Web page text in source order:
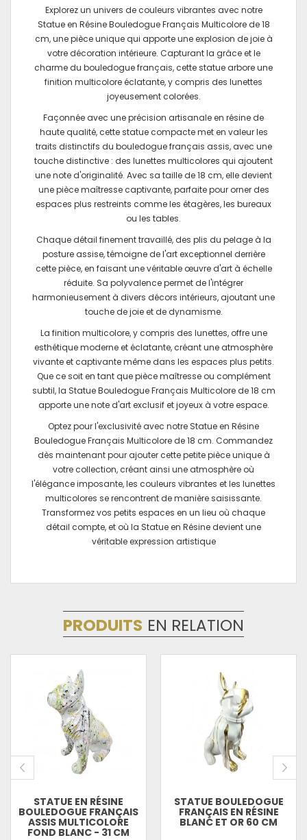
Explorez un univers de couleurs vibrantes avec notre
Statue en Résine Bouledogue Français Multicolore de 18
cm, une pièce unique qui apporte une explosion de joie à
votre décoration intérieure. Capturant la grâce et le
charme du bouledogue français, cette statue arbore une
finition multicolore éclatante, y compris des lunettes
joyeusement colorées.
Façonnée avec une précision artisanale en résine de
haute qualité, cette statue compacte met en valeur les
traits distinctifs du bouledogue français assis, avec une
touche distinctive : des lunettes multicolores qui ajoutent
une note d'originalité. Avec sa taille de 18 cm, elle devient
une pièce maîtresse captivante, parfaite pour orner des
espaces plus restreints comme les étagères, les bureaux
ou les tables.
Chaque détail finement travaillé, des plis du pelage à la
posture assise, témoigne de l'art exceptionnel derrière
cette pièce, en faisant une véritable œuvre d'art à échelle
réduite. Sa polyvalence permet de l'intégrer
harmonieusement à divers décors intérieurs, ajoutant une
touche de joie et de dynamisme.
La finition multicolore, y compris des lunettes, offre une
esthétique moderne et éclatante, créant une atmosphère
vivante et captivante même dans les espaces plus petits.
Que ce soit en tant que pièce maîtresse ou complément
subtil, la Statue Bouledogue Français Multicolore de 18 cm
apporte une note d'art exclusif et joyeux à votre espace.
Optez pour l'exclusivité avec notre Statue en Résine
Bouledogue Français Multicolore de 18 cm. Commandez
dès maintenant pour ajouter cette petite pièce unique à
votre collection, créant ainsi une atmosphère où
l'élégance imposante, les couleurs vibrantes et les lunettes
multicolores se rencontrent de manière saisissante.
Transformez vos petits espaces en un lieu où chaque
détail compte, et où la Statue en Résine devient une
véritable expression artistique
PRODUITS EN RELATION
STATUE EN RÉSINE
BOULEDOGUE FRANÇAIS
ASSIS MULTICOLORE
FOND BLANC - 31 CM
STATUE BOULEDOGUE
FRANÇAIS EN RÉSINE
BLANC ET OR 60 CM